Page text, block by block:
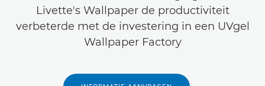
Livette's Wallpaper de productiviteit
verbeterde met de investering in een UVgel
Wallpaper Factory